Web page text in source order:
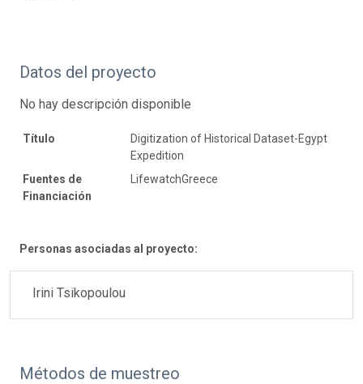
Datos del proyecto
No hay descripción disponible
Título
Digitization of Historical Dataset-Egypt
Expedition
Fuentes de
Financiación
LifewatchGreece
Personas asociadas al proyecto:
Irini Tsikopoulou
Métodos de muestreo